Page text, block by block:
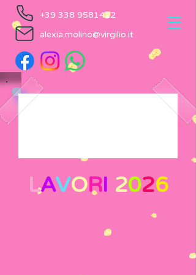
+39 338 9581422
alexia.molino@virgilio.it
LAVORI 2026